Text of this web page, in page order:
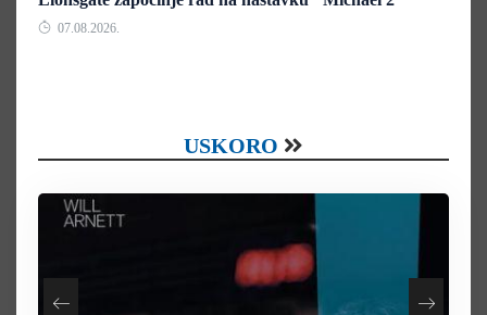
07.08.2026.
USKORO